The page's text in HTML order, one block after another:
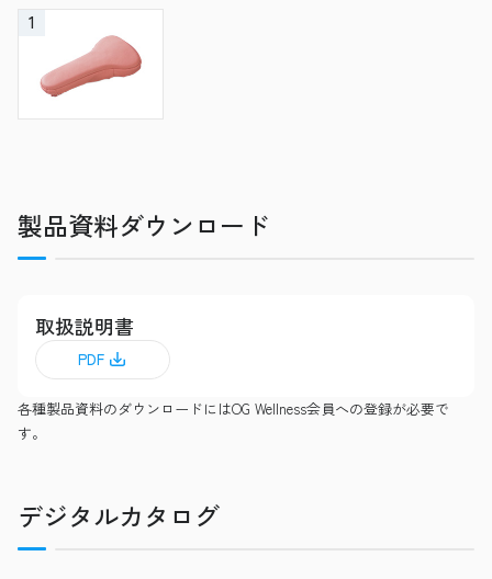
1
製品資料ダウンロード
取扱説明書
PDF
各種製品資料のダウンロードにはOG Wellness会員への登録が必要で
す。
デジタルカタログ